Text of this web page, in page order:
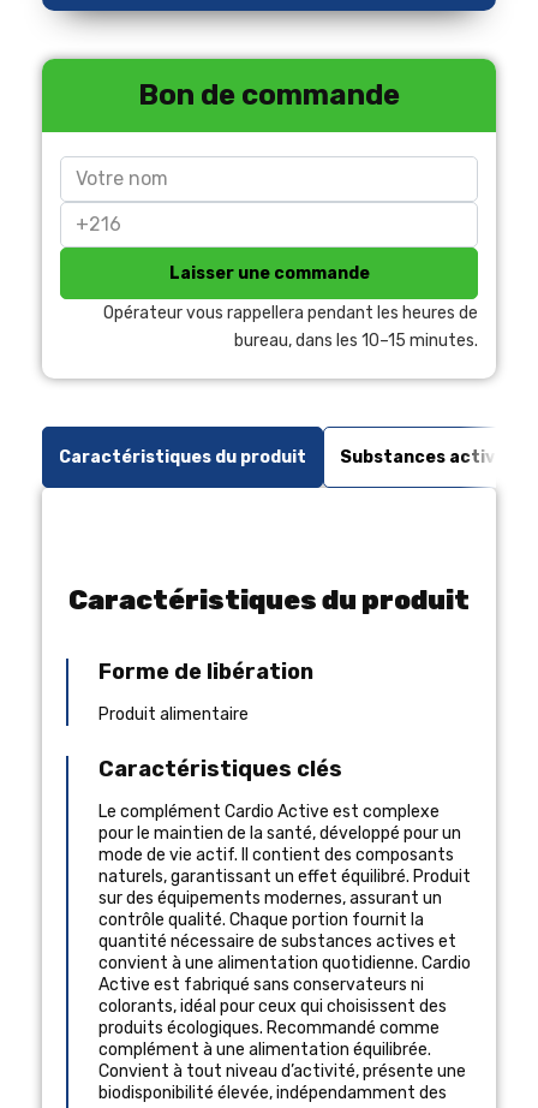
Bon de commande
Laisser une commande
Opérateur vous rappellera pendant les heures de
bureau, dans les 10–15 minutes.
Caractéristiques du produit Substances actives
Caractéristiques du produit
Forme de libération
Produit alimentaire
Caractéristiques clés
Le complément Cardio Active est complexe
pour le maintien de la santé, développé pour un
mode de vie actif. Il contient des composants
naturels, garantissant un effet équilibré. Produit
sur des équipements modernes, assurant un
contrôle qualité. Chaque portion fournit la
quantité nécessaire de substances actives et
convient à une alimentation quotidienne. Cardio
Active est fabriqué sans conservateurs ni
colorants, idéal pour ceux qui choisissent des
produits écologiques. Recommandé comme
complément à une alimentation équilibrée.
Convient à tout niveau d’activité, présente une
biodisponibilité élevée, indépendamment des